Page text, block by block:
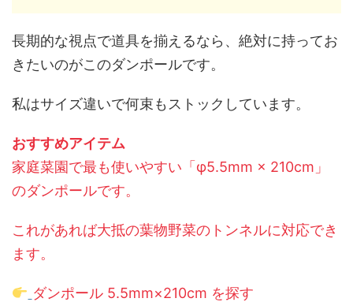
長期的な視点で道具を揃えるなら、絶対に持ってお
きたいのがこのダンポールです。
私はサイズ違いで何束もストックしています。
おすすめアイテム
家庭菜園で最も使いやすい「φ5.5mm × 210cm」
のダンポールです。
これがあれば大抵の葉物野菜のトンネルに対応でき
ます。
ダンポール 5.5mm×210cm を探す